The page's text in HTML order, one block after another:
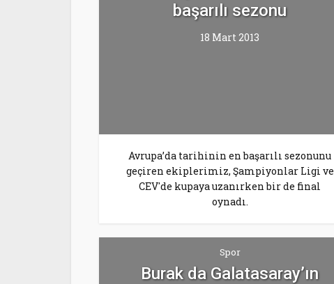
başarılı sezonu
18 Mart 2013
Avrupa’da tarihinin en başarılı sezonunu
geçiren ekiplerimiz, Şampiyonlar Ligi ve
CEV'de kupaya uzanırken bir de final
oynadı.
Spor
Burak da Galatasaray’ın